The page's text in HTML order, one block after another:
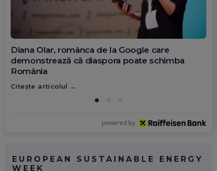
Diana Olar, românca de la Google care
demonstrează că diaspora poate schimba
România
Citește articolul
powered by
EUROPEAN SUSTAINABLE ENERGY
WEEK